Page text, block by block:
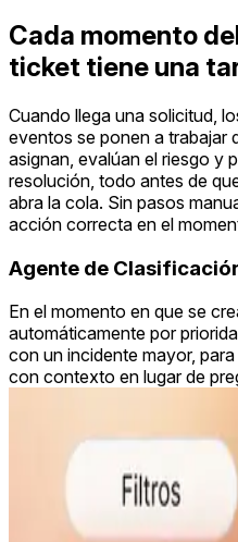
Cada momento
ticket tiene una
Cuando llega una solicitud,
eventos se ponen a trabajar
asignan, evalúan el riesgo y
resolución, todo antes de
abra la cola. Sin pasos
acción correcta en el
Agente de
En el momento en que se
automáticamente por
con un incidente mayor,
con contexto en lugar de